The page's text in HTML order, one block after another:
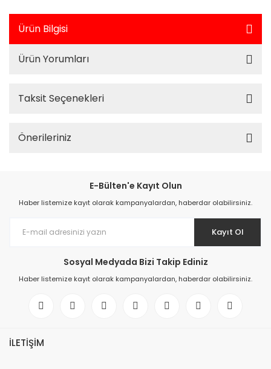
Ürün Bilgisi
Ürün Yorumları
Taksit Seçenekleri
Önerileriniz
E-Bülten'e Kayıt Olun
Haber listemize kayıt olarak kampanyalardan, haberdar olabilirsiniz.
Kayıt Ol
Sosyal Medyada Bizi Takip Ediniz
Haber listemize kayıt olarak kampanyalardan, haberdar olabilirsiniz.
İLETİŞİM